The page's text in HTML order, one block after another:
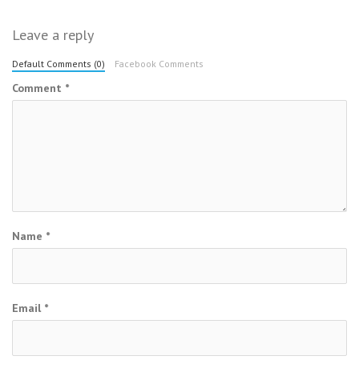
Leave a reply
Default Comments (0) Facebook Comments
Comment *
Name *
Email *